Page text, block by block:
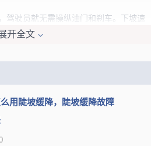
驾驶员就无需操纵油门和刹车。下坡速
低于30km/h的车速驶入下坡路面，驾
开全文
用陡坡缓降，陡坡缓降故障